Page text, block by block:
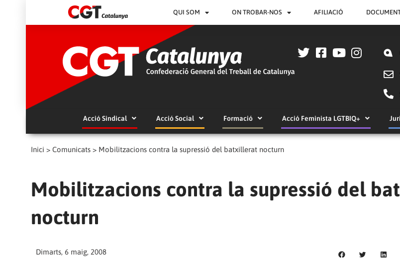
QUI SOM ON TROBAR-NOS AFILIACIÓ
Acció Sindical Acció Social Formació Acció Feminista LGTBIQ+
Inici > Comunicats > Mobilitzacions contra la supressió del batxillerat nocturn
Mobilitzacions contra la supressió del
nocturn
Dimarts, 6 maig, 2008